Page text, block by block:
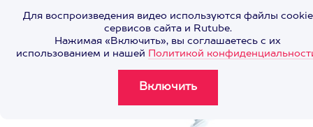
Для воспроизведения видео используются файлы cookie
сервисов сайта и Rutube.
Нажимая «Включить», вы соглашаетесь с их
использованием и нашей Политикой